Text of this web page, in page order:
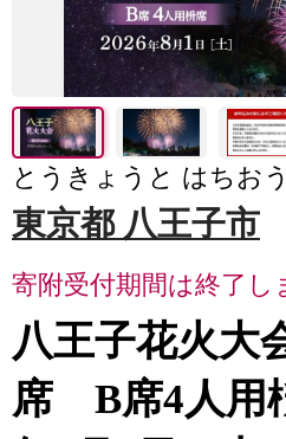
とうきょうと はちお
東京都 八王子市
寄附受付期間は終了し
八王子花火
席 B席4人用